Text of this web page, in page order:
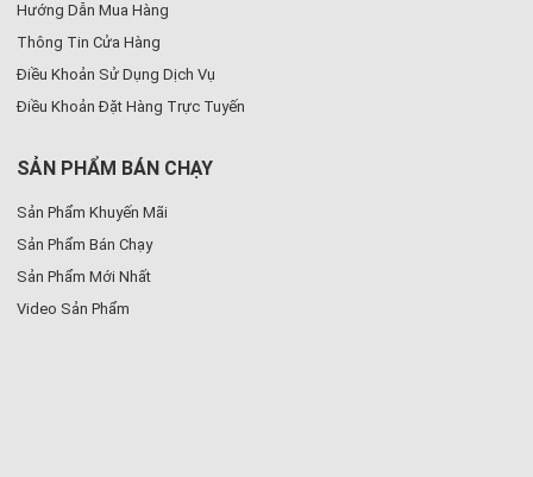
Hướng Dẫn Mua Hàng
Thông Tin Cửa Hàng
Điều Khoản Sử Dụng Dịch Vụ
Điều Khoản Đặt Hàng Trực Tuyến
SẢN PHẨM BÁN CHẠY
Sản Phẩm Khuyến Mãi
Sản Phẩm Bán Chạy
Sản Phẩm Mới Nhất
Video Sản Phẩm